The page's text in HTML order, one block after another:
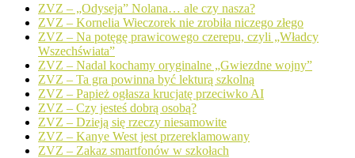
ZVZ – „Odyseja” Nolana… ale czy nasza?
ZVZ – Kornelia Wieczorek nie zrobiła niczego złego
ZVZ – Na potęgę prawicowego czerepu, czyli „Władcy
Wszechświata”
ZVZ – Nadal kochamy oryginalne „Gwiezdne wojny”
ZVZ – Ta gra powinna być lekturą szkolną
ZVZ – Papież ogłasza krucjatę przeciwko AI
ZVZ – Czy jesteś dobrą osobą?
ZVZ – Dzieją się rzeczy niesamowite
ZVZ – Kanye West jest przereklamowany
ZVZ – Zakaz smartfonów w szkołach